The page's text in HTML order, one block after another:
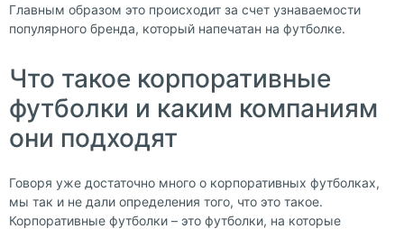
Главным образом это происходит за счет узнаваемости
популярного бренда, который напечатан на футболке.
Что такое корпоративные
футболки и каким компаниям
они подходят
Говоря уже достаточно много о корпоративных футболках,
мы так и не дали определения того, что это такое.
Корпоративные футболки – это футболки, на которые